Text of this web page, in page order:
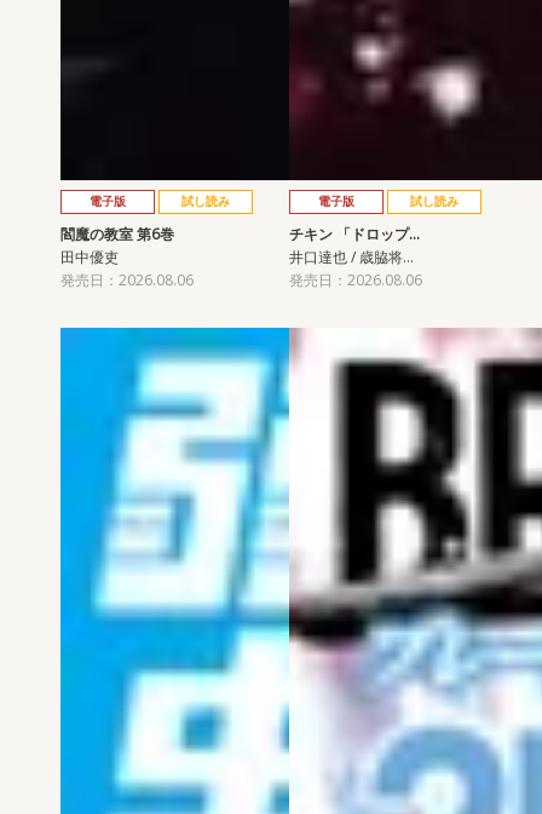
電子版 試し読み
閻魔の教室 第6巻
田中優吏
発売日：2026.08.06
電子版 試し読み
チキン 「ドロップ…
井口達也 / 歳脇将…
発売日：2026.08.06